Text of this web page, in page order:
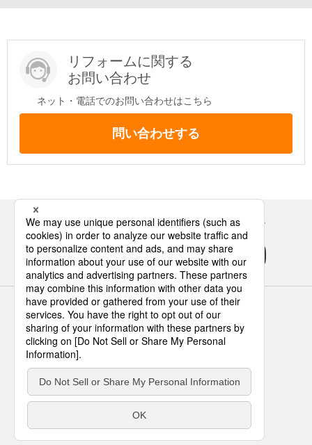
リフォームに関する
お問い合わせ
ネット・電話でのお問い合わせはこちら
問い合わせする
Panasonicの住まい・くらし SNSアカウント
サイトのご利用にあたって
クッキーポリシー
個人情報保護方針
パナソニック ホールディングス
Area/Country
パナソニック ハウジングソリューションズ株式会社
© Panasonic Housing Solutions Co., Ltd.